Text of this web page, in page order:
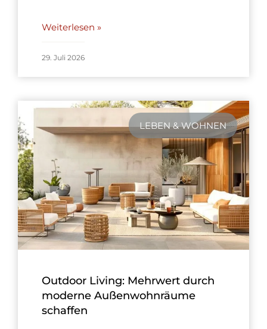
Weiterlesen »
29. Juli 2026
LEBEN & WOHNEN
Outdoor Living: Mehrwert durch
moderne Außenwohnräume
schaffen